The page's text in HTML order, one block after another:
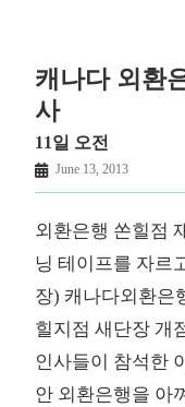
캐나다 외환
사
11일 오전
June 13, 2013
외환은행 쏜힐점
닝 테이프를 자르
장) 캐나다외환은
힐지점 새단장 개
인사들이 참석한
안 외환은행을 아